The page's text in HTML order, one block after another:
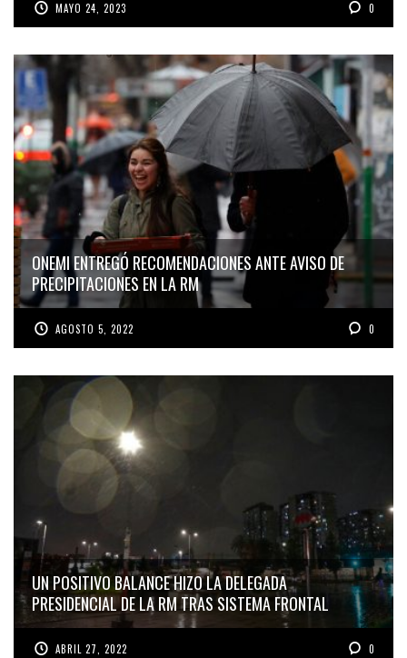
MAYO 24, 2023 0
ONEMI ENTREGÓ RECOMENDACIONES ANTE AVISO DE
PRECIPITACIONES EN LA RM
AGOSTO 5, 2022 0
UN POSITIVO BALANCE HIZO LA DELEGADA
PRESIDENCIAL DE LA RM TRAS SISTEMA FRONTAL
ABRIL 27, 2022 0